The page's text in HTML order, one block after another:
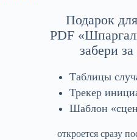
Подарок
PDF
забери
Таблицы
Трекер
Шаблон
откроется сразу